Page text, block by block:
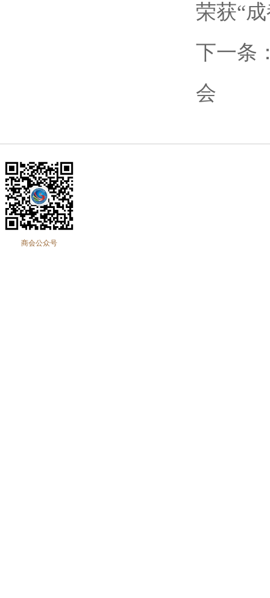
荣获“
下一条
会
商会公众号